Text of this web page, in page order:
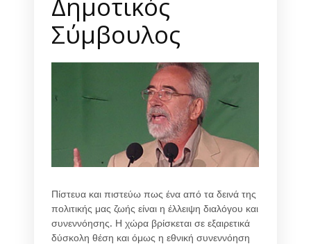
Σύμβουλος
Πίστευα και πιστεύω πως ένα από τα δεινά της
πολιτικής μας ζωής είναι η έλλειψη διαλόγου και
συνεννόησης. Η χώρα βρίσκεται σε εξαιρετικά
δύσκολη θέση και όμως η εθνική συνεννόηση